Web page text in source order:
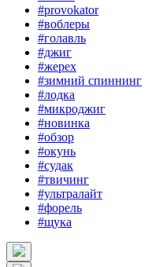
#provokator
#воблеры
#голавль
#джиг
#жерех
#зимний спиннинг
#лодка
#микроджиг
#новинка
#обзор
#окунь
#судак
#твичинг
#ультралайт
#форель
#щука